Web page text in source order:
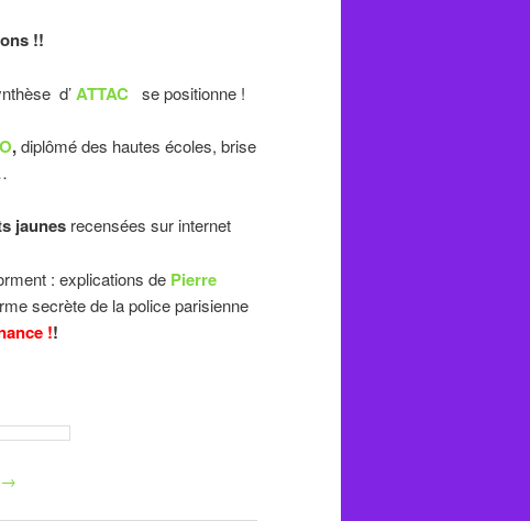
!!
d’ATTAC se positionne !
,diplômé des hautes écoles, brise
jaunes recensées sur internet
: explications dePierre
secrète de la police parisienne
!!
→